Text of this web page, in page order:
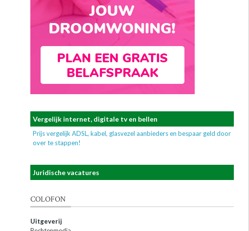
Vergelijk internet, digitale tv en bellen
Prijs vergelijk ADSL, kabel, glasvezel aanbieders en bespaar geld door
over te stappen!
Juridische vacatures
COLOFON
Uitgeverij